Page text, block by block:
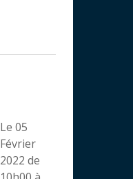
Le 05
Février
2022 de